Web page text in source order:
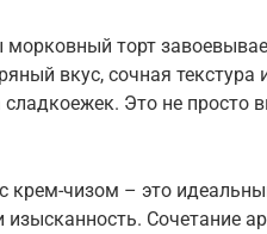
морковный торт
вкус, сочная
Это не просто
крем-чизом – это
изысканность. Сочетание